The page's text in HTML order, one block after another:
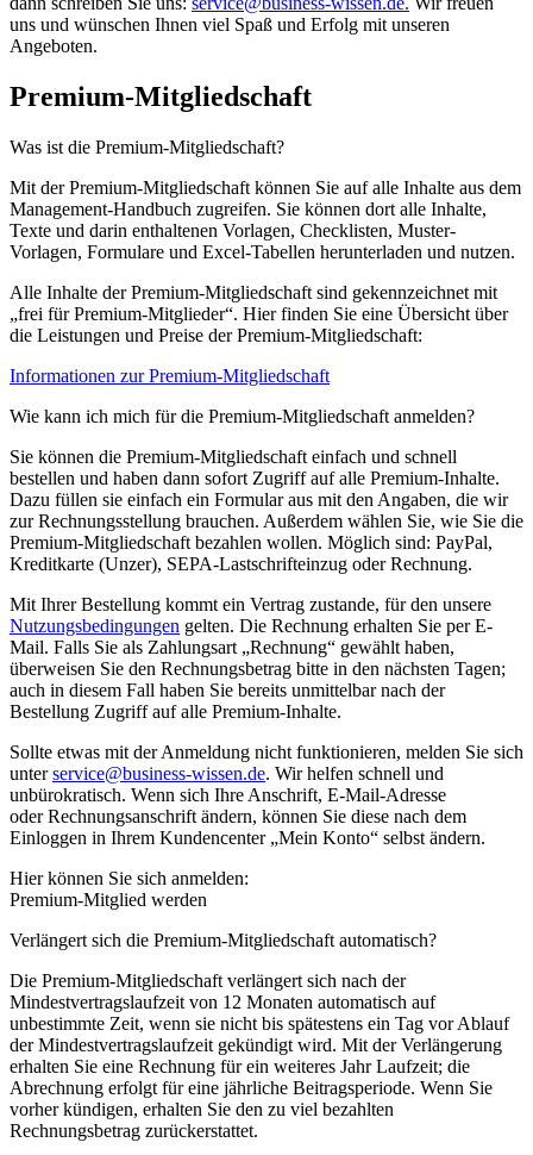
uns und wünschen Ihnen viel Spaß und Erfolg mit unseren
Angeboten.
Premium-Mitgliedschaft
Was ist die Premium-Mitgliedschaft?
Mit der Premium-Mitgliedschaft können Sie auf alle Inhalte aus dem
Management-Handbuch zugreifen. Sie können dort alle Inhalte,
Texte und darin enthaltenen Vorlagen, Checklisten, Muster-
Vorlagen, Formulare und Excel-Tabellen herunterladen und nutzen.
Alle Inhalte der Premium-Mitgliedschaft sind gekennzeichnet mit
„frei für Premium-Mitglieder“. Hier finden Sie eine Übersicht über
die Leistungen und Preise der Premium-Mitgliedschaft:
Informationen zur Premium-Mitgliedschaft
Wie kann ich mich für die Premium-Mitgliedschaft anmelden?
Sie können die Premium-Mitgliedschaft einfach und schnell
bestellen und haben dann sofort Zugriff auf alle Premium-Inhalte.
Dazu füllen sie einfach ein Formular aus mit den Angaben, die wir
zur Rechnungsstellung brauchen. Außerdem wählen Sie, wie Sie die
Premium-Mitgliedschaft bezahlen wollen. Möglich sind: PayPal,
Kreditkarte (Unzer), SEPA-Lastschrifteinzug oder Rechnung.
Mit Ihrer Bestellung kommt ein Vertrag zustande, für den unsere
Nutzungsbedingungen gelten. Die Rechnung erhalten Sie per E-
Mail. Falls Sie als Zahlungsart „Rechnung“ gewählt haben,
überweisen Sie den Rechnungsbetrag bitte in den nächsten Tagen;
auch in diesem Fall haben Sie bereits unmittelbar nach der
Bestellung Zugriff auf alle Premium-Inhalte.
Sollte etwas mit der Anmeldung nicht funktionieren, melden Sie sich
unterservice@business-wissen.de. Wir helfen schnell und
unbürokratisch. Wenn sich Ihre Anschrift, E-Mail-Adresse
oder Rechnungsanschrift ändern, können Sie diese nach dem
Einloggen in Ihrem Kundencenter „Mein Konto“ selbst ändern.
Hier können Sie sich anmelden:
Premium-Mitglied werden
Verlängert sich die Premium-Mitgliedschaft automatisch?
Die Premium-Mitgliedschaft verlängert sich nach der
Mindestvertragslaufzeit von 12 Monaten automatisch auf
unbestimmte Zeit, wenn sie nicht bis spätestens ein Tag vor Ablauf
der Mindestvertragslaufzeit gekündigt wird. Mit der Verlängerung
erhalten Sie eine Rechnung für ein weiteres Jahr Laufzeit; die
Abrechnung erfolgt für eine jährliche Beitragsperiode. Wenn Sie
vorher kündigen, erhalten Sie den zu viel bezahlten
Rechnungsbetrag zurückerstattet.